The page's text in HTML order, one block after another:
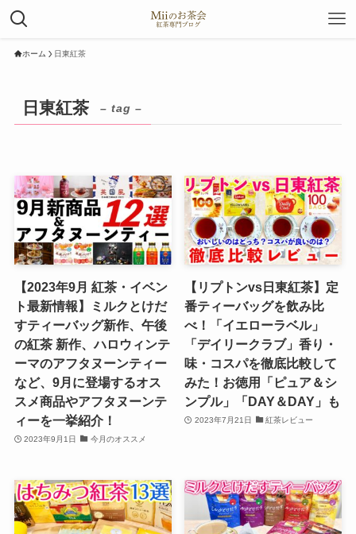
ホーム 日東紅茶
日東紅茶 – tag –
【2023年9月 紅茶・イベン
ト最新情報】ミルクとけだ
すティーバッグ新作、午後
の紅茶 新作、ハロウィンテ
ーマのアフタヌーンティー
など、9月に登場するオス
スメ商品やアフタヌーンテ
ィーを一挙紹介！
2023年9月1日 今月のオススメ
【リプトンvs日東紅茶】定
番ティーバッグを飲み比
べ！「イエローラベル」
「デイリークラブ」香り・
味・コスパを徹底比較して
みた！お徳用「ピュア＆シ
ンプル」「DAY＆DAY」も
2023年7月21日 紅茶レビュー